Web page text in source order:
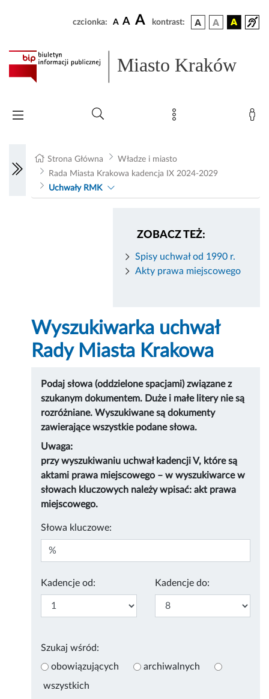
czcionka: A A A kontrast:
Miasto Kraków
Strona Główna
Władze i miasto
Rada Miasta Krakowa kadencja IX 2024-2029
Uchwały RMK
ZOBACZ TEŻ:
Spisy uchwał od 1990 r.
Akty prawa miejscowego
Wyszukiwarka uchwał
Rady Miasta Krakowa
Podaj słowa (oddzielone spacjami) związane z
szukanym dokumentem. Duże i małe litery nie są
rozróżniane. Wyszukiwane są dokumenty
zawierające wszystkie podane słowa.
Uwaga:
przy wyszukiwaniu uchwał kadencji V, które są
aktami prawa miejscowego – w wyszukiwarce w
słowach kluczowych należy wpisać: akt prawa
miejscowego.
Słowa kluczowe:
Kadencje od: Kadencje do:
Szukaj wśród:
obowiązujących
archiwalnych
wszystkich